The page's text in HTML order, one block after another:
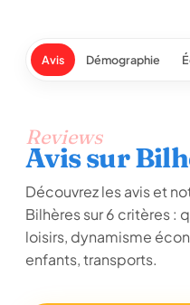
Avis Démographie
Reviews
Avis sur
Découvrez les avis et
Bilhères sur 6 critères :
loisirs, dynamisme
enfants, transports.